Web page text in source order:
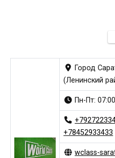
Город
(Ленинский
Пн-Пт:
+78452933433
wclass-